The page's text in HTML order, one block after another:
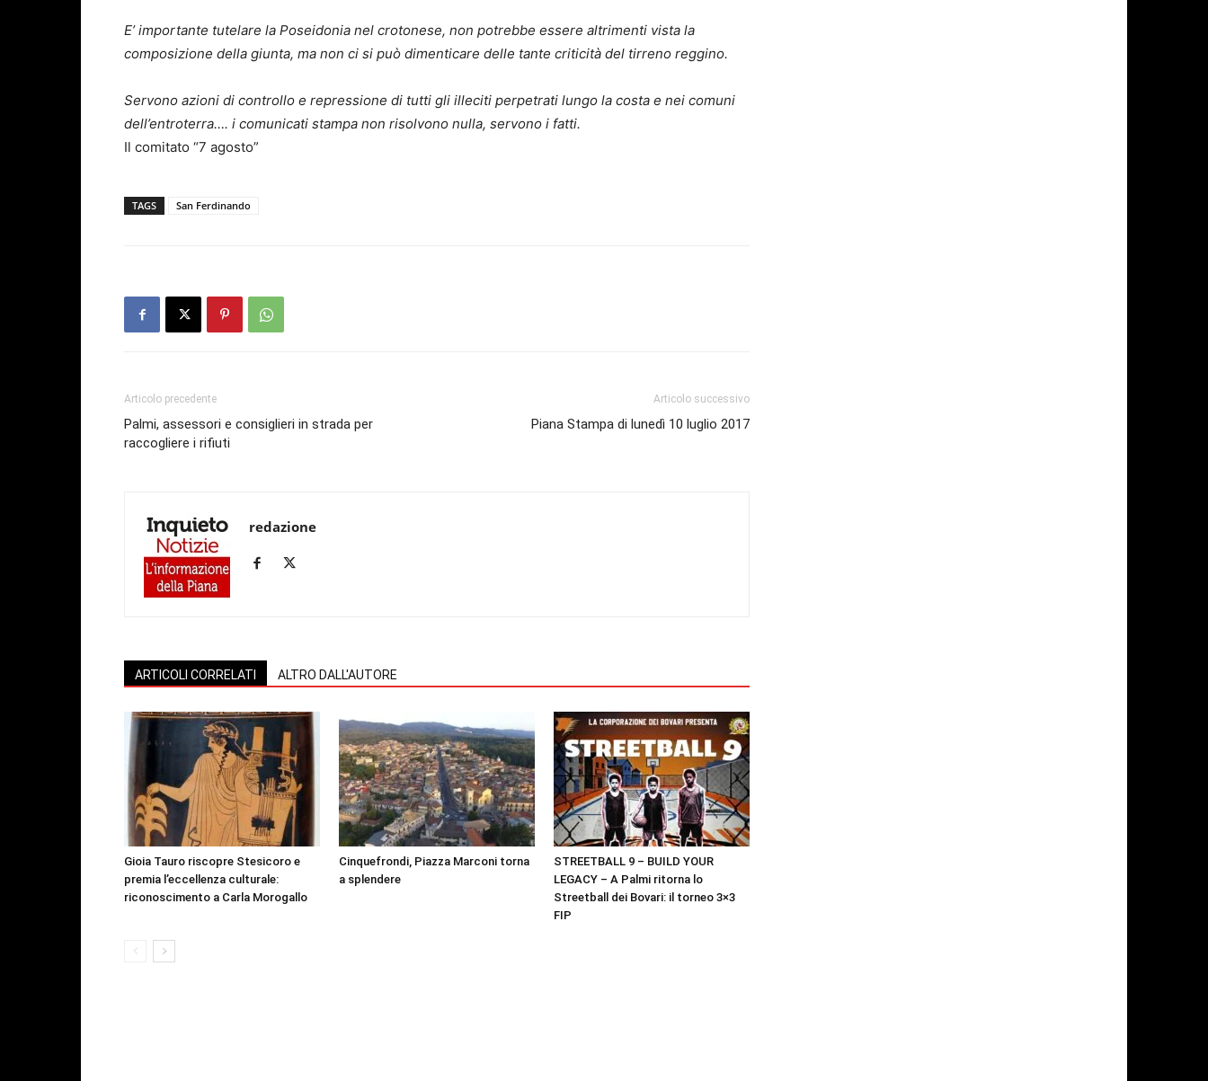
E’ importante tutelare la Poseidonia nel crotonese, non potrebbe essere altrimenti vista la
composizione della giunta, ma non ci si può dimenticare delle tante criticità del tirreno reggino.
Servono azioni di controllo e repressione di tutti gli illeciti perpetrati lungo la costa e nei comuni
dell’entroterra…. i comunicati stampa non risolvono nulla, servono i fatti.
Il comitato “7 agosto”
TAGS San Ferdinando
Articolo precedente
Palmi, assessori e consiglieri in strada per
raccogliere i rifiuti
Articolo successivo
Piana Stampa di lunedì 10 luglio 2017
redazione
ARTICOLI CORRELATI ALTRO DALL'AUTORE
Gioia Tauro riscopre Stesicoro e
premia l’eccellenza culturale:
riconoscimento a Carla Morogallo
Cinquefrondi, Piazza Marconi torna
a splendere
STREETBALL 9 – BUILD YOUR
LEGACY – A Palmi ritorna lo
Streetball dei Bovari: il torneo 3×3
FIP